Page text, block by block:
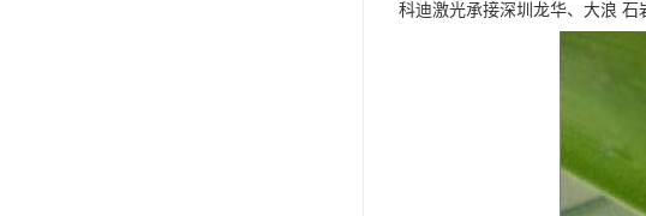
科迪激光承接深圳龙华、大浪